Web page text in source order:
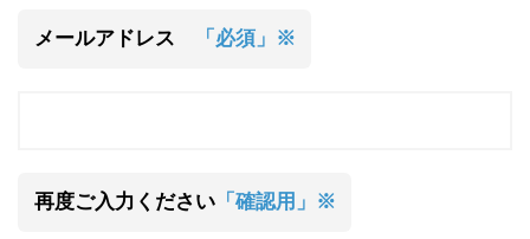
メールアドレス 「必須」※
再度ご入力ください「確認用」※